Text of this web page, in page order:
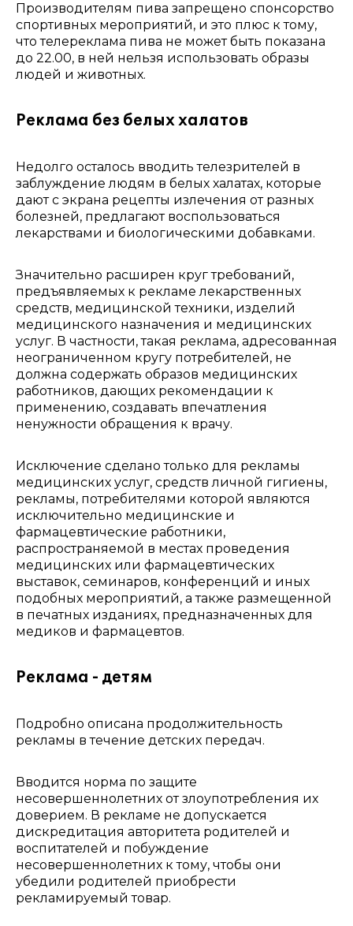
Производителям пива запрещено спонсорство
спортивных мероприятий, и это плюс к тому,
что телереклама пива не может быть показана
до 22.00, в ней нельзя использовать образы
людей и животных.
Реклама без белых халатов
Недолго осталось вводить телезрителей в
заблуждение людям в белых халатах, которые
дают с экрана рецепты излечения от разных
болезней, предлагают воспользоваться
лекарствами и биологическими добавками.
Значительно расширен круг требований,
предъявляемых к рекламе лекарственных
средств, медицинской техники, изделий
медицинского назначения и медицинских
услуг. В частности, такая реклама, адресованная
неограниченном кругу потребителей, не
должна содержать образов медицинских
работников, дающих рекомендации к
применению, создавать впечатления
ненужности обращения к врачу.
Исключение сделано только для рекламы
медицинских услуг, средств личной гигиены,
рекламы, потребителями которой являются
исключительно медицинские и
фармацевтические работники,
распространяемой в местах проведения
медицинских или фармацевтических
выставок, семинаров, конференций и иных
подобных мероприятий, а также размещенной
в печатных изданиях, предназначенных для
медиков и фармацевтов.
Реклама - детям
Подробно описана продолжительность
рекламы в течение детских передач.
Вводится норма по защите
несовершеннолетних от злоупотребления их
доверием. В рекламе не допускается
дискредитация авторитета родителей и
воспитателей и побуждение
несовершеннолетних к тому, чтобы они
убедили родителей приобрести
рекламируемый товар.